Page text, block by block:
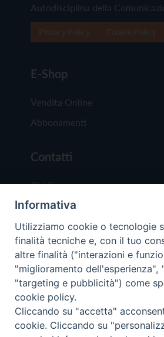
Autodisciplina della
E-Shop
Vendita Online
Abbonamenti
Contatti
Chi Siamo
Redazione
Scrivici
Copyright © 2019 - Tutti i
Trentina Editrice
Informativa
Utilizziamo cookie o tecnologie
finalità tecniche e, con il tuo
altre finalità ("interazioni e
"miglioramento dell'esperienza",
"targeting e pubblicità") come
cookie policy.
Cliccando su "accetta"
cookie. Cliccando su